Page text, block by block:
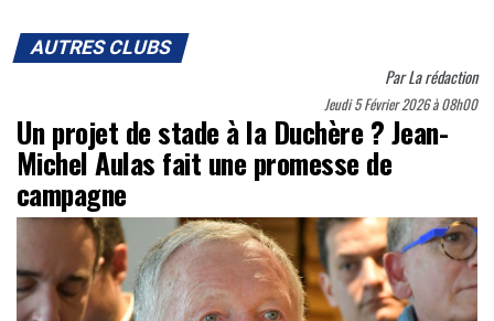
AUTRES CLUBS
ParLa rédaction
Jeudi 5 Février 2026 à 08h00
Un projet de stade à la Duchère ? Jean-
Michel Aulas fait une promesse de
campagne